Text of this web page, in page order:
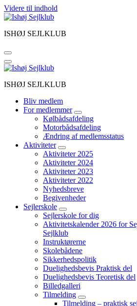
Videre til indhold
ISHØJ SEJLKLUB
ISHØJ SEJLKLUB
Bliv medlem
For medlemmer
Kølbådsafdeling
Motorbådsafdeling
Ændring af medlemsstatus
Aktiviteter
Aktiviteter 2025
Aktiviteter 2024
Aktiviteter 2023
Aktiviteter 2022
Nyhedsbreve
Begivenheder
Sejlerskole
Sejlerskole for dig
Aktivitetskalender 2026 for
Sejlklub
Instruktørerne
Skolebådene
Sikkerhedspolitik
Duelighedsbevis Praktisk del
Duelighedsbevis Teoretisk del
Billedgalleri
Tilmelding
Tilmelding – praktisk